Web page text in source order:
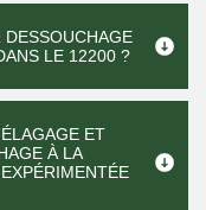
LE 12200 ?
ET
À LA